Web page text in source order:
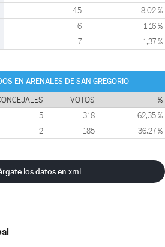
45 8,02 %
6 1,16 %
7 1,37 %
EN ARENALES DE SAN GREGORIO
VOTOS %
5 318 62,35 %
2 185 36,27 %
los datos en xml